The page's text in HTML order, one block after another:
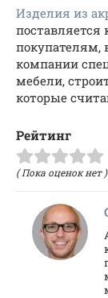
Изделия из
покупателям,
компании
мебели,
которые
Рейтинг
( Пока оценок нет )